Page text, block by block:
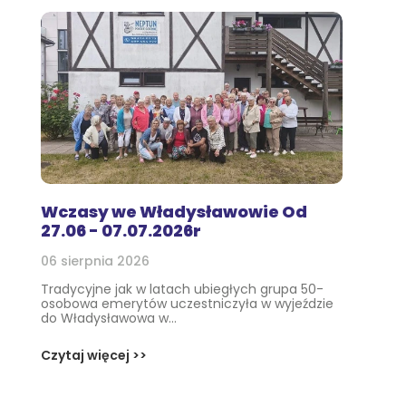
Wczasy we Władysławowie Od
27.06 - 07.07.2026r
06 sierpnia 2026
Tradycyjne jak w latach ubiegłych grupa 50-
osobowa emerytów uczestniczyła w wyjeździe
do Władysławowa w...
Czytaj więcej >>